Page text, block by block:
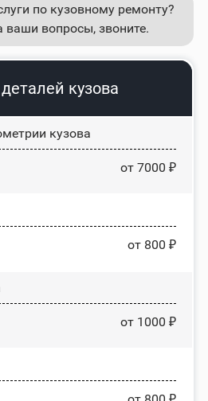
по кузовному ремонту?
ваши вопросы, звоните.
кузова
кузова
от 7000 ₽
от 800 ₽
от 1000 ₽